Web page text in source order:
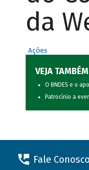
da
Ações
VEJA TAMBÉM
O BNDES e o
Patrocínio a
Fale Conosco